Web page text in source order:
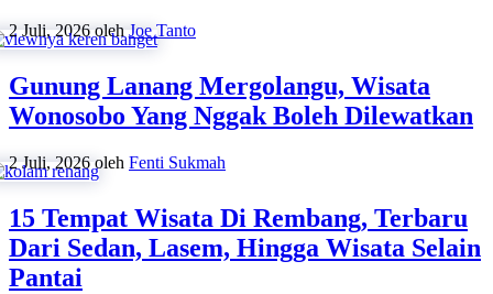
2 Juli, 2026 olehJoe Tanto
Gunung Lanang Mergolangu, Wisata
Wonosobo Yang Nggak Boleh Dilewatkan
2 Juli, 2026 oleh Fenti Sukmah
15 Tempat Wisata Di Rembang, Terbaru
Dari Sedan, Lasem, Hingga Wisata Selain
Pantai